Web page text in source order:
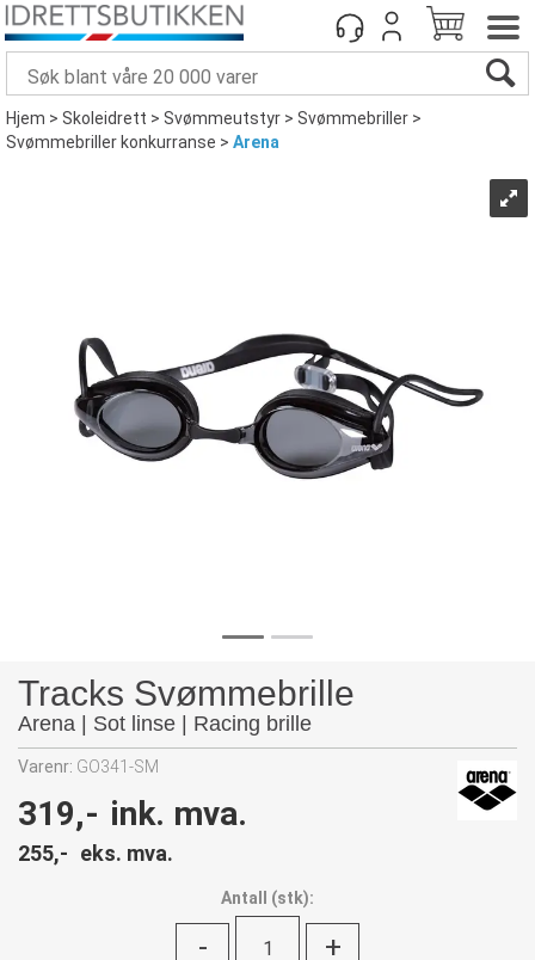
Hjem>Skoleidrett>Svømmeutstyr>Svømmebriller>
Svømmebriller konkurranse>Arena
Tracks Svømmebrille
Arena | Sot linse | Racing brille
Varenr: GO341-SM
319,- ink. mva.
255,- eks. mva.
Antall (stk):
- +